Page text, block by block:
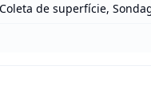
de superfície,